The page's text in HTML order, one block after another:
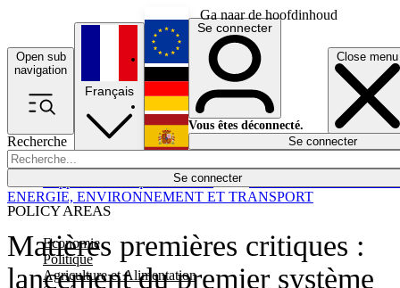
Ga naar de hoofdinhoud
Open sub
navigation
Close menu
Recherche
Se connecter
POLICY AREAS
Economie
Politique
Agriculture et Alimentation
Économie
Français
English
Deutsch
Español
Se connecter
Vous êtes déconnecté.
Se connecter
Matières premières critiques :
lancement du premier système
ENERGIE, ENVIRONNEMENT ET TRANSPORT